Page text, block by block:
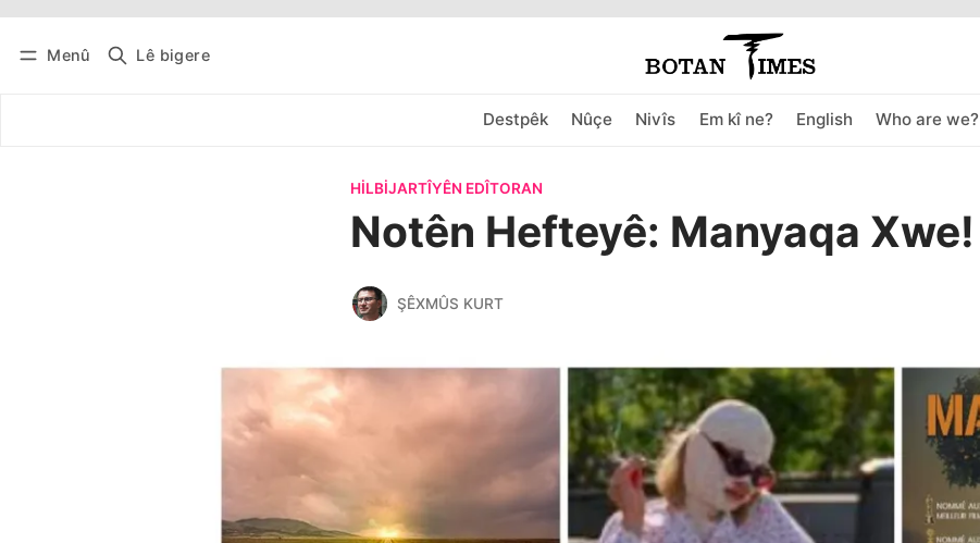
Menû Lê bigere
Destpêk Nûçe Nivîs Em kî ne? English Who are we?
Têkevê Bûltena belaş bistîne
HILBIJARTÎYÊN EDÎTORAN
Notên Hefteyê: Manyaqa Xwe!
ŞÊXMÛS KURT